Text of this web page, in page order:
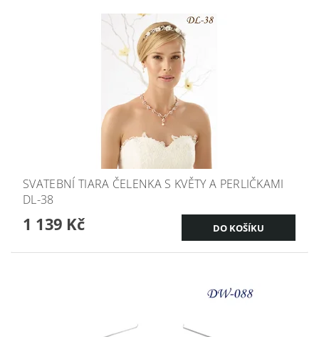
SVATEBNÍ TIARA ČELENKA S KVĚTY A PERLIČKAMI
DL-38
1 139 Kč